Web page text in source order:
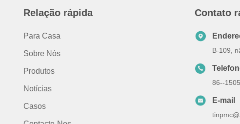
Relação rápida
Para Casa
Sobre Nós
Produtos
Notícias
Casos
Contato
B-109,
86--
E-mail